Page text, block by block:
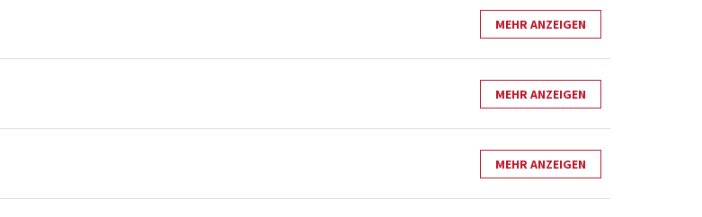
MEHR ANZEIGEN
MEHR ANZEIGEN
MEHR ANZEIGEN